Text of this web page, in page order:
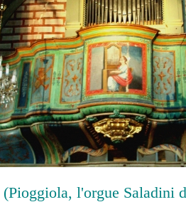
(Pioggiola, l'orgue Saladini